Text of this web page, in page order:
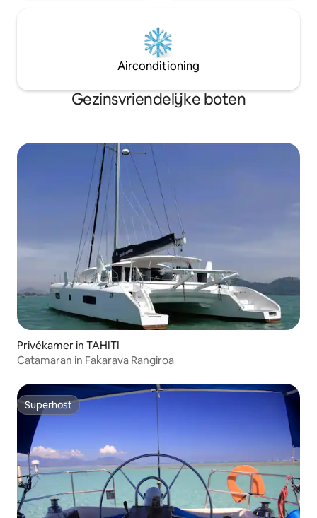
Airconditioning
Gezinsvriendelijke boten
Privékamer in TAHITI
Catamaran in Fakarava Rangiroa
Superhost
Superhost